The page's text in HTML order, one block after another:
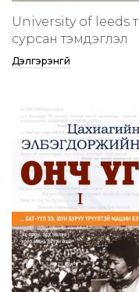
University of leeds т
сурсан тэмдэглэл
Дэлгэрэнгүй